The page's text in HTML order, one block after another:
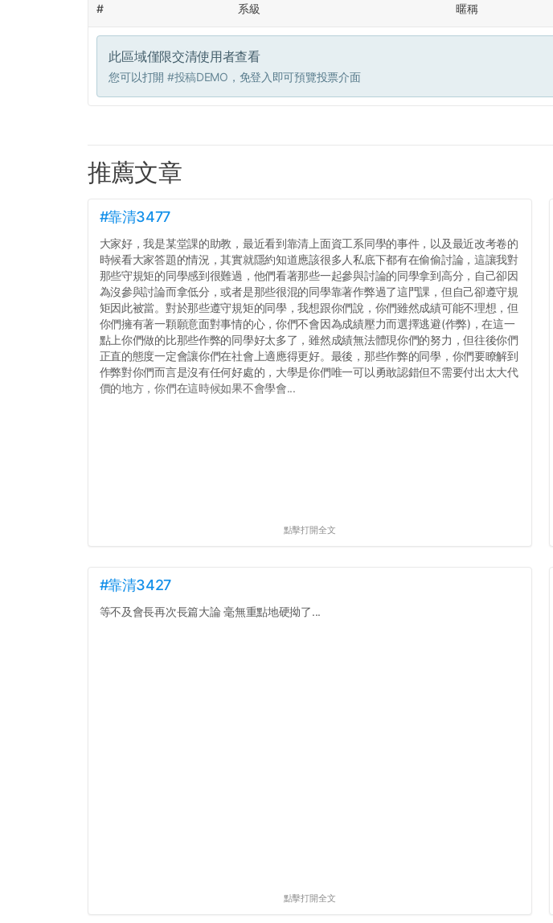
# 系級 暱稱
此區域僅限交清使用者查看
您可以打開 #投稿DEMO ，免登入即可預覽投票介面
推薦文章
#靠清3477
大家好，我是某堂課的助教，最近看到靠清上面資工系同學的事件，以及最近改考卷的
時候看大家答題的情況，其實就隱約知道應該很多人私底下都有在偷偷討論，這讓我對
那些守規矩的同學感到很難過，他們看著那些一起參與討論的同學拿到高分，自己卻因
為沒參與討論而拿低分，或者是那些很混的同學靠著作弊過了這門課，但自己卻遵守規
矩因此被當。對於那些遵守規矩的同學，我想跟你們說，你們雖然成績可能不理想，但
你們擁有著一顆願意面對事情的心，你們不會因為成績壓力而選擇逃避(作弊)，在這一
點上你們做的比那些作弊的同學好太多了，雖然成績無法體現你們的努力，但往後你們
正直的態度一定會讓你們在社會上適應得更好。最後，那些作弊的同學，你們要瞭解到
作弊對你們而言是沒有任何好處的，大學是你們唯一可以勇敢認錯但不需要付出太大代
價的地方，你們在這時候如果不會學會...
點擊打開全文
#靠清3427
等不及會長再次長篇大論 毫無重點地硬拗了...
點擊打開全文